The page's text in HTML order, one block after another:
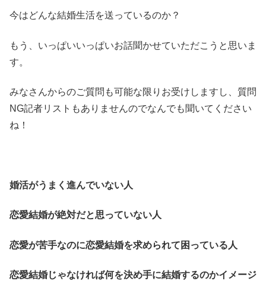
今はどんな結婚生活を送っているのか？
もう、いっぱいいっぱいお話聞かせていただこうと思いま
す。
みなさんからのご質問も可能な限りお受けしますし、質問
NG記者リストもありませんのでなんでも聞いてください
ね！
婚活がうまく進んでいない人
恋愛結婚が絶対だと思っていない人
恋愛が苦手なのに恋愛結婚を求められて困っている人
恋愛結婚じゃなければ何を決め手に結婚するのかイメージ